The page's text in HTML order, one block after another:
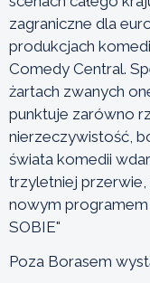
zagraniczne dla
produkcjach
Comedy Central.
żartach zwanych
punktuje zarówno
nierzeczywistość,
świata komedii
trzyletniej przerwie,
nowym programem
SOBIE"
Poza Borasem